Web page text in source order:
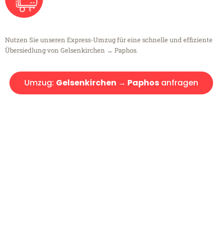
Nutzen Sie unseren Express-Umzug für eine schnelle und effiziente
Übersiedlung von Gelsenkirchen → Paphos.
Umzug: Gelsenkirchen → Paphosanfragen